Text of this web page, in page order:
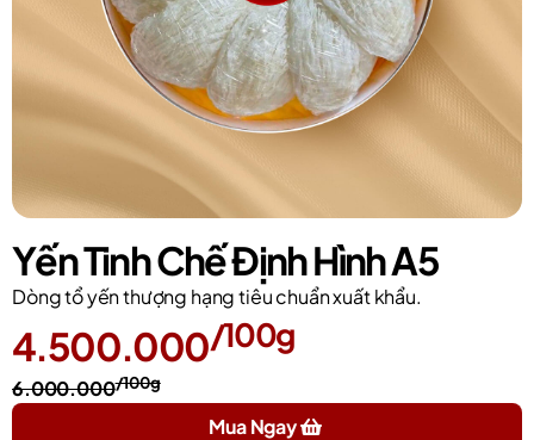
Yến Tinh Chế Định Hình A5
Dòng tổ yến thượng hạng tiêu chuẩn xuất khẩu.
4.500.000/100g
6.000.000/100g
Mua Ngay